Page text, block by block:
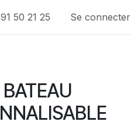
50 21 25 Se connecter